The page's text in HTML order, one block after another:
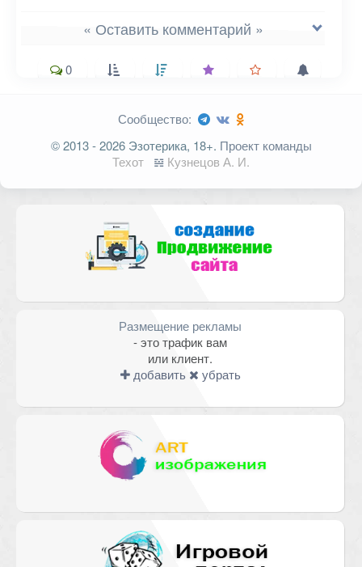
« Оставить комментарий »
Ваш адрес email не будет
опубликован.
Обязательные поля
Email *
0
Сообщество:
© 2013 - 2026 Эзотерика, 18+. Проект команды
Техот
𝌴 Кузнецов А. И.
Размещение рекламы
- это трафик вам
или клиент.
добавить
убрать